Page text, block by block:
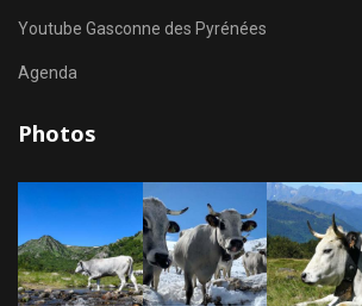
Youtube Gasconne des Pyrénées
Agenda
Photos